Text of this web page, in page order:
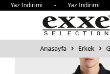
İndirimi - Yaz
Anasayfa Erkek